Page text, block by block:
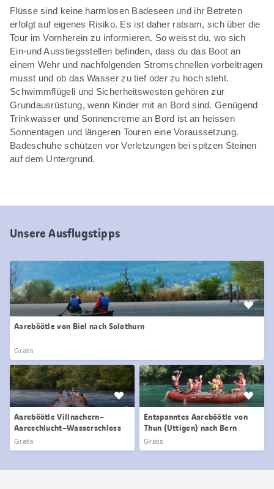
Flüsse sind keine harmlosen Badeseen und ihr Betreten
erfolgt auf eigenes Risiko. Es ist daher ratsam, sich über die
Tour im Vornherein zu informieren. So weisst du, wo sich
Ein-und Ausstiegsstellen befinden, dass du das Boot an
einem Wehr und nachfolgenden Stromschnellen vorbeitragen
musst und ob das Wasser zu tief oder zu hoch steht.
Schwimmflügeli und Sicherheitswesten gehören zur
Grundausrüstung, wenn Kinder mit an Bord sind. Genügend
Trinkwasser und Sonnencreme an Bord ist an heissen
Sonnentagen und längeren Touren eine Voraussetzung.
Badeschuhe schützen vor Verletzungen bei spitzen Steinen
auf dem Untergrund.
Unsere Ausflugstipps
Aareböötle von Biel nach Solothurn
Gratis
Aareböötle Villnachern–
Aareschlucht–Wasserschloss
Gratis
Entspanntes Aareböötle von
Thun (Uttigen) nach Bern
Gratis